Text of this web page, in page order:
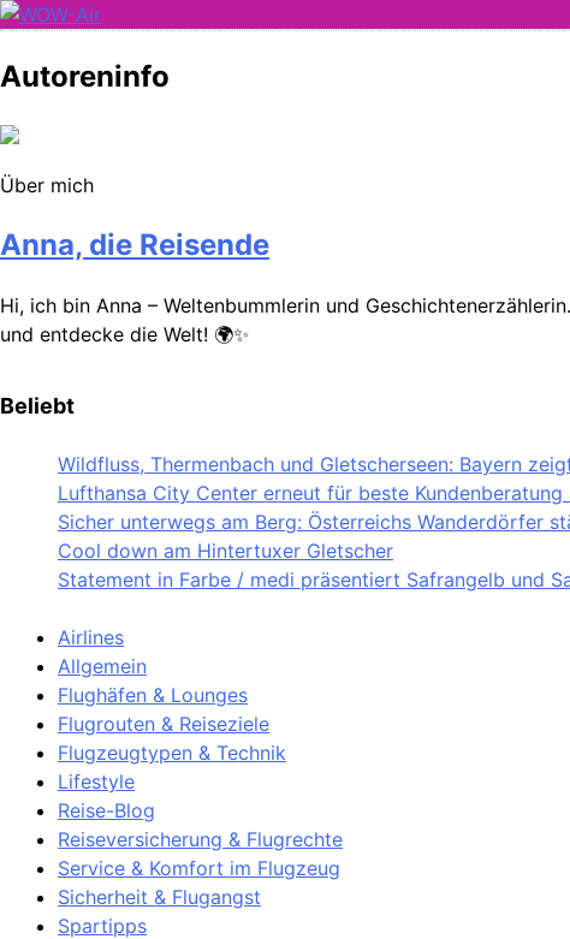
Skip
content
WOW-Air
Autoreninfo
Über mich
Anna, die Reisende
Hi, ich bin Anna – Weltenbummlerin und
und entdecke die Welt! 🌍✨
Beliebt
Wildfluss, Thermenbach und Gletscherseen: Bayern
Lufthansa City Center erneut für beste
Sicher unterwegs am Berg: Österreichs Wanderdörfer
Cool down am Hintertuxer Gletscher
Statement in Farbe / medi präsentiert Safrangelb und
Airlines
Allgemein
Flughäfen & Lounges
Flugrouten & Reiseziele
Flugzeugtypen & Technik
Lifestyle
Reise-Blog
Reiseversicherung & Flugrechte
Service & Komfort im Flugzeug
Sicherheit & Flugangst
Spartipps